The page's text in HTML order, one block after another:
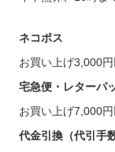
ネコポス
お買い上げ3,000
宅急便・レターパ
お買い上げ7,000
代金引換（代引手